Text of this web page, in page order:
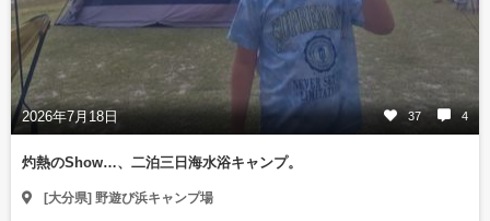
2026年7月18日 37 4
灼熱のShow…、二泊三日海水浴キャンプ。
[大分県] 野遊び浜キャンプ場